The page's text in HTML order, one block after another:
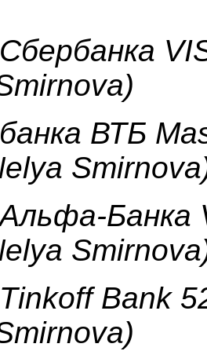
)
банка ВТБ
Банка
Smirnova
Tinkoff Bank